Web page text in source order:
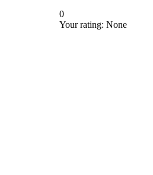
0
Your rating: None